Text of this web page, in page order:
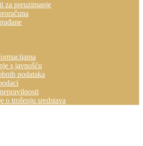
za preuzimanje
s javnošću
podataka
o trošenju sredstava